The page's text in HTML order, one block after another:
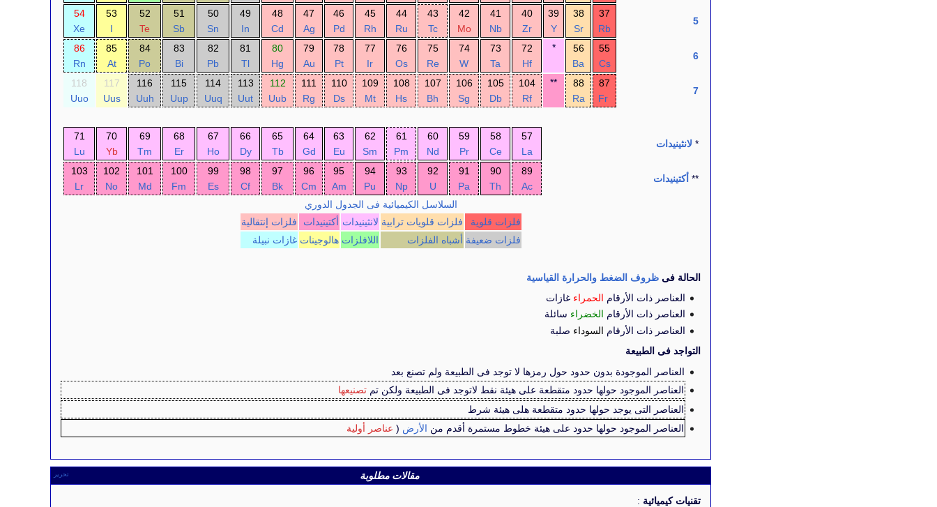
5
37
Rb
38
Sr
39
Y
40
Zr
41
Nb
42
Mo
43
Tc
44
Ru
45
Rh
46
Pd
47
Ag
48
Cd
49
In
50
Sn
51
Sb
52
Te
53
I
54
Xe
6
55
Cs
56
Ba
*
72
Hf
73
Ta
74
W
75
Re
76
Os
77
Ir
78
Pt
79
Au
80
Hg
81
Tl
82
Pb
83
Bi
84
Po
85
At
86
Rn
7
87
Fr
88
Ra
**
104
Rf
105
Db
106
Sg
107
Bh
108
Hs
109
Mt
110
Ds
111
Rg
112
Uub
113
Uut
114
Uuq
115
Uup
116
Uuh
117
Uus
118
Uuo
* لانثينيدات
57
La
58
Ce
59
Pr
60
Nd
61
Pm
62
Sm
63
Eu
64
Gd
65
Tb
66
Dy
67
Ho
68
Er
69
Tm
70
Yb
71
Lu
** أكتينيدات
89
Ac
90
Th
91
Pa
92
U
93
Np
94
Pu
95
Am
96
Cm
97
Bk
98
Cf
99
Es
100
Fm
101
Md
102
No
103
Lr
السلاسل الكيميائية فى الجدول الدوري
فلزات قلوية
فلزات قلويات ترابية لانثينيدات أكتينيدات
فلزات إنتقالية
فلزات ضعيفة أشباه الفلزات اللافلزات هالوجينات غازات نبيلة
الحالة فى ظروف الضغط والحرارة القياسية
العناصر ذات الأرقام الحمراء غازات
العناصر ذات الأرقام الخضراء سائلة
العناصر ذات الأرقام السوداء صلبة
التواجد فى الطبيعة
العناصر الموجودة بدون حدود حول رمزها لا توجد فى الطبيعة ولم تصنع بعد
العناصر الموجود حولها حدود متقطعة على هيئة نقط لاتوجد فى الطبيعة ولكن تمتصنيعها
العناصر التى يوجد حولها حدود متقطعة هلى هيئة شرط
العناصر الموجود حولها حدود على هيئة خطوط مستمرة أقدم من الأرض ( عناصر أولية
تحرير مقالات مطلوبة
تقنيات كيميائية :